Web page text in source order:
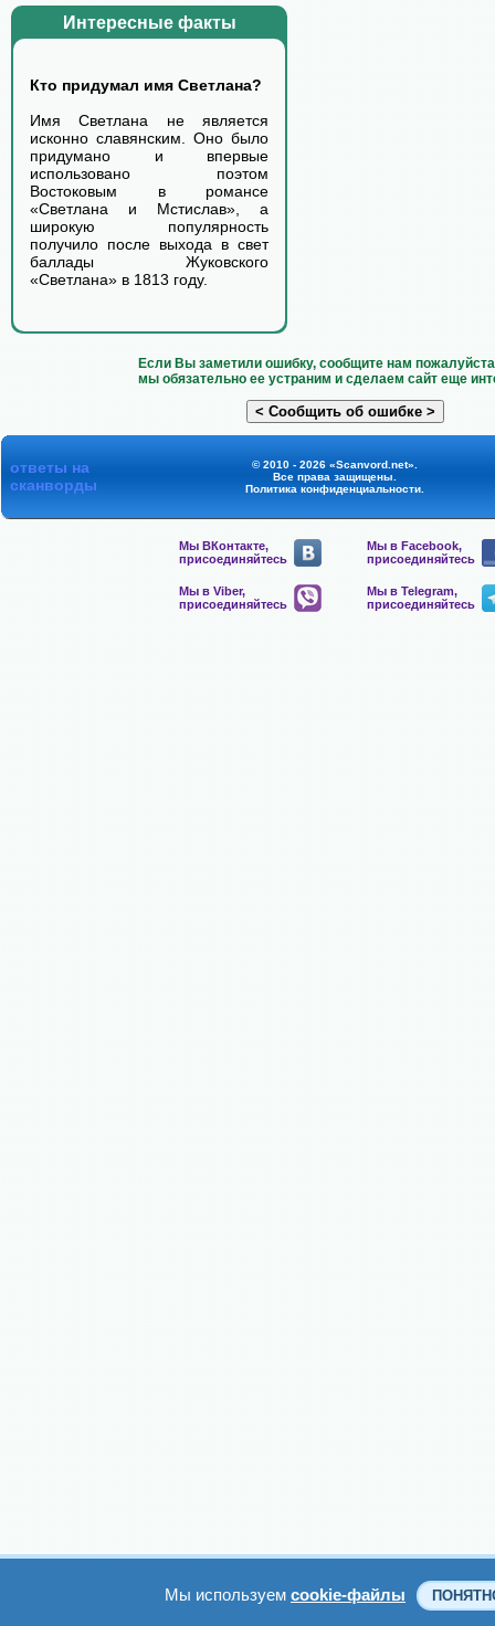
Интересные факты
Кто придумал имя Светлана?
Имя Светлана не является
исконно славянским. Оно было
придумано и впервые
использовано поэтом
Востоковым в романсе
«Светлана и Мстислав», а
широкую популярность
получило после выхода в свет
баллады Жуковского
«Светлана» в 1813 году.
Если Вы заметили ошибку, сообщите нам
мы обязательно ее устраним и сделаем сайт еще
ответы на
сканворды
© 2010 - 2026 «Scanvord.net».
Все права защищены.
Политика конфиденциальности.
Мы ВКонтакте,
присоединяйтесь
Мы в Facebook,
присоединяйтесь
Мы в Viber,
присоединяйтесь
Мы в Telegram,
присоединяйтесь
Мы используем cookie-файлы